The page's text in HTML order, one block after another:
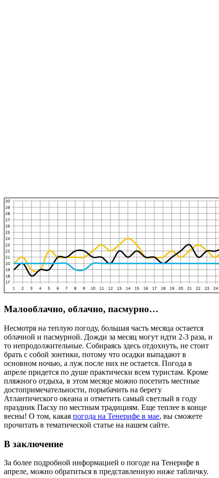
Малооблачно, облачно, пасмурно…
Несмотря на теплую погоду, большая часть месяца остается
облачной и пасмурной. Дожди за месяц могут идти 2-3 раза, и
то непродолжительные. Собираясь здесь отдохнуть, не стоит
брать с собой зонтики, потому что осадки выпадают в
основном ночью, а луж после них не остается. Погода в
апреле придется по душе практически всем туристам. Кроме
пляжного отдыха, в этом месяце можно посетить местные
достопримечательности, порыбачить на берегу
Атлантического океана и отметить самый светлый в году
праздник Пасху по местным традициям. Еще теплее в конце
весны! О том, какая погода на Тенерифе в мае, вы сможете
прочитать в тематической статье на нашем сайте.
В заключение
За более подробной информацией о погоде на Тенерифе в
апреле, можно обратиться в представленную ниже табличку.